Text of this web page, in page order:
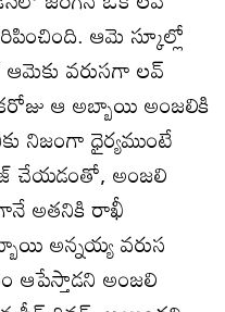
ఆమె స్కూల్లో
ఆమెకు వరుసగా లవ్
ఆ అబ్బాయి అంజలికి
నిజంగా ధైర్యముంటే
చేయడంతో, అంజలి
అతనికి రాఖీ
అన్నయ్య వరుస
ఆపేస్తాడని అంజలి